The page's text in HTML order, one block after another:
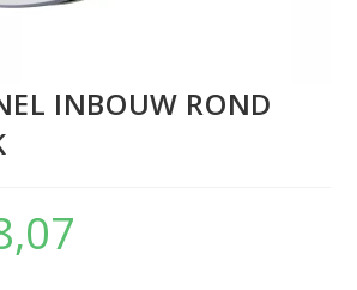
INBOUW ROND